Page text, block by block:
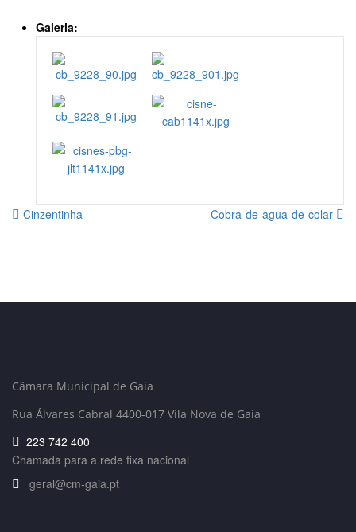
Galeria:
Cinzentinha Cobra-de-agua-de-colar
Câmara Municipal de Gaia
Rua Álvares Cabral 4400-017 Vila Nova de Gaia
223 742 400
Chamada para a rede fixa nacional
geral@cm-gaia.pt